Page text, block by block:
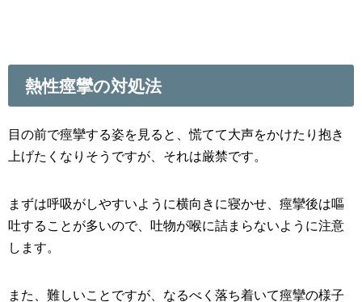
熱性痙攣の対処法
目の前で痙攣する姿を見ると、慌てて大声をかけたり抱き
上げたくなりそうですが、それは厳禁です。
まずは呼吸がしやすいように横向きに寝かせ、痙攣後は嘔
吐することが多いので、吐物が喉に詰まらないように注意
します。
また、難しいことですが、なるべく落ち着いて痙攣の様子